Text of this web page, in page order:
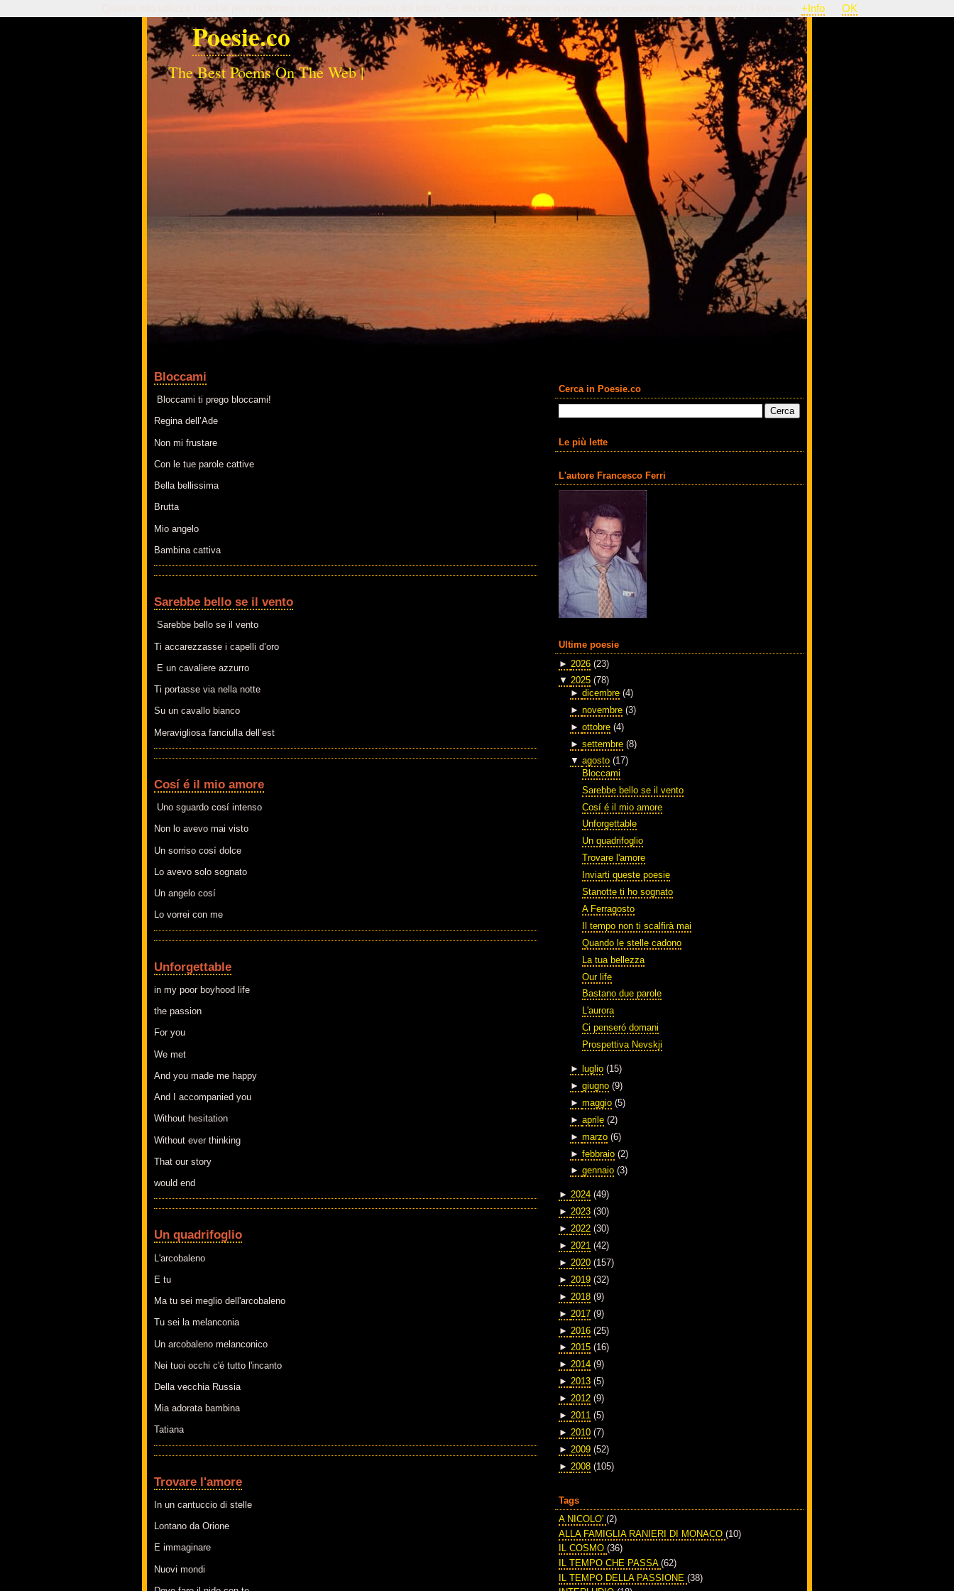
Poesie.co
The Best Poems On The Web |
Bloccami
Bloccami ti prego bloccami!
Regina dell’Ade
Non mi frustare
Con le tue parole cattive
Bella bellissima
Brutta
Mio angelo
Bambina cattiva
Sarebbe bello se il vento
Sarebbe bello se il vento
Ti accarezzasse i capelli d’oro
E un cavaliere azzurro
Ti portasse via nella notte
Su un cavallo bianco
Meravigliosa fanciulla dell’est
Cosí é il mio amore
Uno sguardo cosí intenso
Non lo avevo mai visto
Un sorriso cosí dolce
Lo avevo solo sognato
Un angelo cosí
Lo vorrei con me
Unforgettable
in my poor boyhood life
the passion
For you
We met
And you made me happy
And I accompanied you
Without hesitation
Without ever thinking
That our story
would end
Un quadrifoglio
L'arcobaleno
E tu
Ma tu sei meglio dell'arcobaleno
Tu sei la melanconia
Un arcobaleno melanconico
Nei tuoi occhi c'é tutto l'incanto
Della vecchia Russia
Mia adorata bambina
Tatiana
Trovare l'amore
In un cantuccio di stelle
Lontano da Orione
E immaginare
Nuovi mondi
Cerca in Poesie.co
Le più lette
L'autore Francesco Ferri
Ultime poesie
► 2026 (23)
▼ 2025 (78)
► dicembre (4)
► novembre (3)
► ottobre (4)
► settembre (8)
▼ agosto (17)
Bloccami
Sarebbe bello se il vento
Cosí é il mio amore
Unforgettable
Un quadrifoglio
Trovare l'amore
Inviarti queste poesie
Stanotte ti ho sognato
A Ferragosto
Il tempo non ti scalfirà mai
Quando le stelle cadono
La tua bellezza
Our life
Bastano due parole
L'aurora
Ci penseró domani
Prospettiva Nevskji
► luglio (15)
► giugno (9)
► maggio (5)
► aprile (2)
► marzo (6)
► febbraio (2)
► gennaio (3)
► 2024 (49)
► 2023 (30)
► 2022 (30)
► 2021 (42)
► 2020 (157)
► 2019 (32)
► 2018 (9)
► 2017 (9)
► 2016 (25)
► 2015 (16)
► 2014 (9)
► 2013 (5)
► 2012 (9)
► 2011 (5)
► 2010 (7)
► 2009 (52)
► 2008 (105)
Tags
A NICOLO' (2)
ALLA FAMIGLIA RANIERI DI MONACO (10)
IL COSMO (36)
IL TEMPO CHE PASSA (62)
IL TEMPO DELLA PASSIONE (38)
+Info OK